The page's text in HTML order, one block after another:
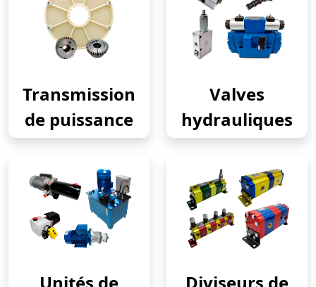
Transmission
de puissance
Valves
hydrauliques
Unités de Diviseurs de